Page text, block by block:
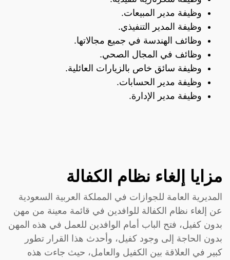
وظيفة مدير المبيعات.
وظيفة المدير التنفيذي.
وظائف الهندسة في جميع مجالاتها.
وظائف في المجال الصحي.
وظيفة سائق خاص بالزيارات العائلية.
وظيفة مدير الحسابات.
وظيفة مدير الإدارة.
مزايا إلغاء نظام الكفالة
المديرية العامة للجوازات في المملكة العربية السعودية
عن إلغاء نظام الكفالة للوافدين في قائمة معينة من مهن
بدون كفيل، فتح الباب أمام الوافدين للعمل في هذه المهن
بدون الحاجة إلى وجود كفيل، وأحدث هذا القرار تطور
كبير في العلاقة بين الكفيل والعامل، حيث جاءت هذه